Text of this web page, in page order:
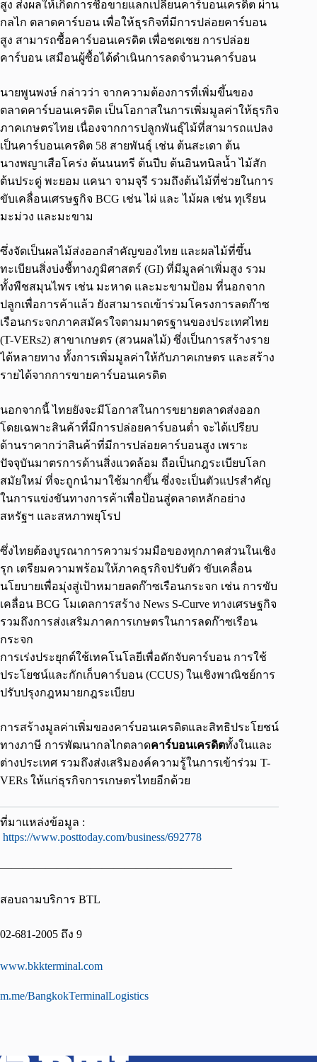
สูง ส่งผลให้เกิดการซื้อขายแลกเปลี่ยนคาร์บอนเครดิต ผ่าน
กลไก ตลาดคาร์บอน เพื่อให้ธุรกิจที่มีการปล่อยคาร์บอน
สูง สามารถซื้อคาร์บอนเครดิต เพื่อชดเชย การปล่อย
คาร์บอน เสมือนผู้ซื้อได้ดำเนินการลดจำนวนคาร์บอน
นายพูนพงษ์ กล่าวว่า จากความต้องการที่เพิ่มขึ้นของ
ตลาดคาร์บอนเครดิต เป็นโอกาสในการเพิ่มมูลค่าให้ธุรกิจ
ภาคเกษตรไทย เนื่องจากการปลูกพันธุ์ไม้ที่สามารถแปลง
เป็นคาร์บอนเครดิต 58 สายพันธุ์ เช่น ต้นสะเดา ต้น
นางพญาเสือโคร่ง ต้นนนทรี ต้นปีบ ต้นอินทนิลน้ำ ไม้สัก
ต้นประดู่ พะยอม แคนา จามจุรี รวมถึงต้นไม้ที่ช่วยในการ
ขับเคลื่อนเศรษฐกิจ BCG เช่น ไผ่ และ ไม้ผล เช่น ทุเรียน
มะม่วง และมะขาม
ซึ่งจัดเป็นผลไม้ส่งออกสำคัญของไทย และผลไม้ที่ขึ้น
ทะเบียนสิ่งบ่งชี้ทางภูมิศาสตร์ (GI) ที่มีมูลค่าเพิ่มสูง รวม
ทั้งพืชสมุนไพร เช่น มะหาด และมะขามป้อม ที่นอกจาก
ปลูกเพื่อการค้าแล้ว ยังสามารถเข้าร่วมโครงการลดก๊าซ
เรือนกระจกภาคสมัครใจตามมาตรฐานของประเทศไทย
(T-VERs2) สาขาเกษตร (สวนผลไม้) ซึ่งเป็นการสร้างราย
ได้หลายทาง ทั้งการเพิ่มมูลค่าให้กับภาคเกษตร และสร้าง
รายได้จากการขายคาร์บอนเครดิต
นอกจากนี้ ไทยยังจะมีโอกาสในการขยายตลาดส่งออก
โดยเฉพาะสินค้าที่มีการปล่อยคาร์บอนต่ำ จะได้เปรียบ
ด้านราคากว่าสินค้าที่มีการปล่อยคาร์บอนสูง เพราะ
ปัจจุบันมาตรการด้านสิ่งแวดล้อม ถือเป็นกฎระเบียบโลก
สมัยใหม่ ที่จะถูกนำมาใช้มากขึ้น ซึ่งจะเป็นตัวแปรสำคัญ
ในการแข่งขันทางการค้าเพื่อป้อนสู่ตลาดหลักอย่าง
สหรัฐฯ และสหภาพยุโรป
ซึ่งไทยต้องบูรณาการความร่วมมือของทุกภาคส่วนในเชิง
รุก เตรียมความพร้อมให้ภาคธุรกิจปรับตัว ขับเคลื่อน
นโยบายเพื่อมุ่งสู่เป้าหมายลดก๊าซเรือนกระจก เช่น การขับ
เคลื่อน BCG โมเดลการสร้าง News S-Curve ทางเศรษฐกิจ
รวมถึงการส่งเสริมภาคการเกษตรในการลดก๊าซเรือน
กระจก
การเร่งประยุกต์ใช้เทคโนโลยีเพื่อดักจับคาร์บอน การใช้
ประโยชน์และกักเก็บคาร์บอน (CCUS) ในเชิงพาณิชย์การ
ปรับปรุงกฎหมายกฎระเบียบ
การสร้างมูลค่าเพิ่มของคาร์บอนเครดิตและสิทธิประโยชน์
ทางภาษี การพัฒนากลไกตลาดคาร์บอนเครดิตทั้งในและ
ต่างประเทศ รวมถึงส่งเสริมองค์ความรู้ในการเข้าร่วม T-
VERs ให้แก่ธุรกิจการเกษตรไทยอีกด้วย
ที่มาแหล่งข้อมูล :
https://www.posttoday.com/business/692778
————————————————————–
สอบถามบริการ BTL
02-681-2005 ถึง 9
www.bkkterminal.com
m.me/BangkokTerminalLogistics